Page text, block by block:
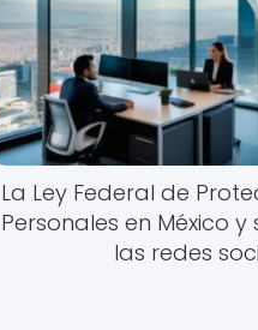
La Ley Federal de
Personales en México
las redes